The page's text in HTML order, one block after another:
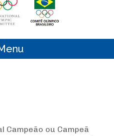
Campeão ou Campeã